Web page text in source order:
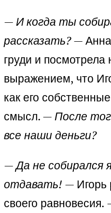
— И когда ты
рассказать?— Анна
груди и посмотрела
выражением, что
как его
смысл. —После
все наши деньги?
— Да не собирался
отдавать! — Игорь
своего равновесия.